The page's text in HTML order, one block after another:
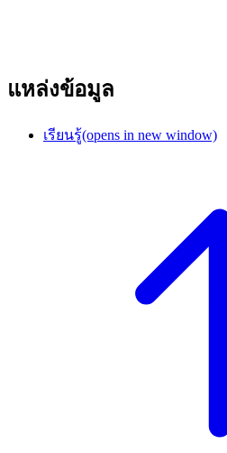
แหล่งข้อมูล
เรียนรู้(opens in new window)